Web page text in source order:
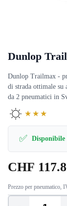
Dunlop
Dunlop Trailmax -
di strada ottimale su
da 2 pneumatici in
★★★
✅ Disponibile
CHF
Prezzo per pneumatico,